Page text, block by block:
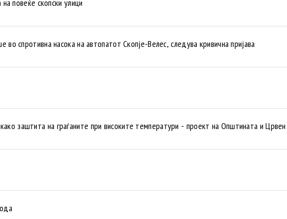
повеќе скопски улици
спротивна насока на автопатот Скопје-Велес, следува кривична пријава
заштита на граѓаните при високите температури - проект на Општината и